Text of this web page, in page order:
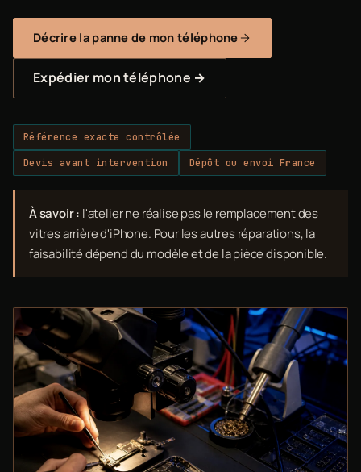
Décrire la panne de mon téléphone
Expédier mon téléphone →
Référence exacte contrôlée
Devis avant intervention
Dépôt ou envoi France
À savoir : l'atelier ne réalise pas le remplacement des
vitres arrière d'iPhone. Pour les autres réparations, la
faisabilité dépend du modèle et de la pièce disponible.